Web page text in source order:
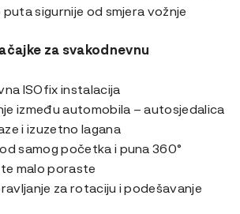
sigurnije od smjera vožnje
za svakodnevnu
ISOfix instalacija
između automobila – autosjedalica
i izuzetno lagana
samog početka i puna 360°
malo poraste
za rotaciju i podešavanje